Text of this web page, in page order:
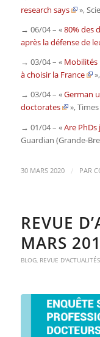
research says
»,
→ 06/04 – «80% des
après la défense de
→ 03/04 – « Mobilités
à choisir la France
»,
→ 03/04 – «German
doctorates
»,
→ 01/04 – «Are
Guardian (Grande-
30 MARS 2020 / PAR
REVUE
MARS
BLOG, REVUE D'ACTUALITÉS